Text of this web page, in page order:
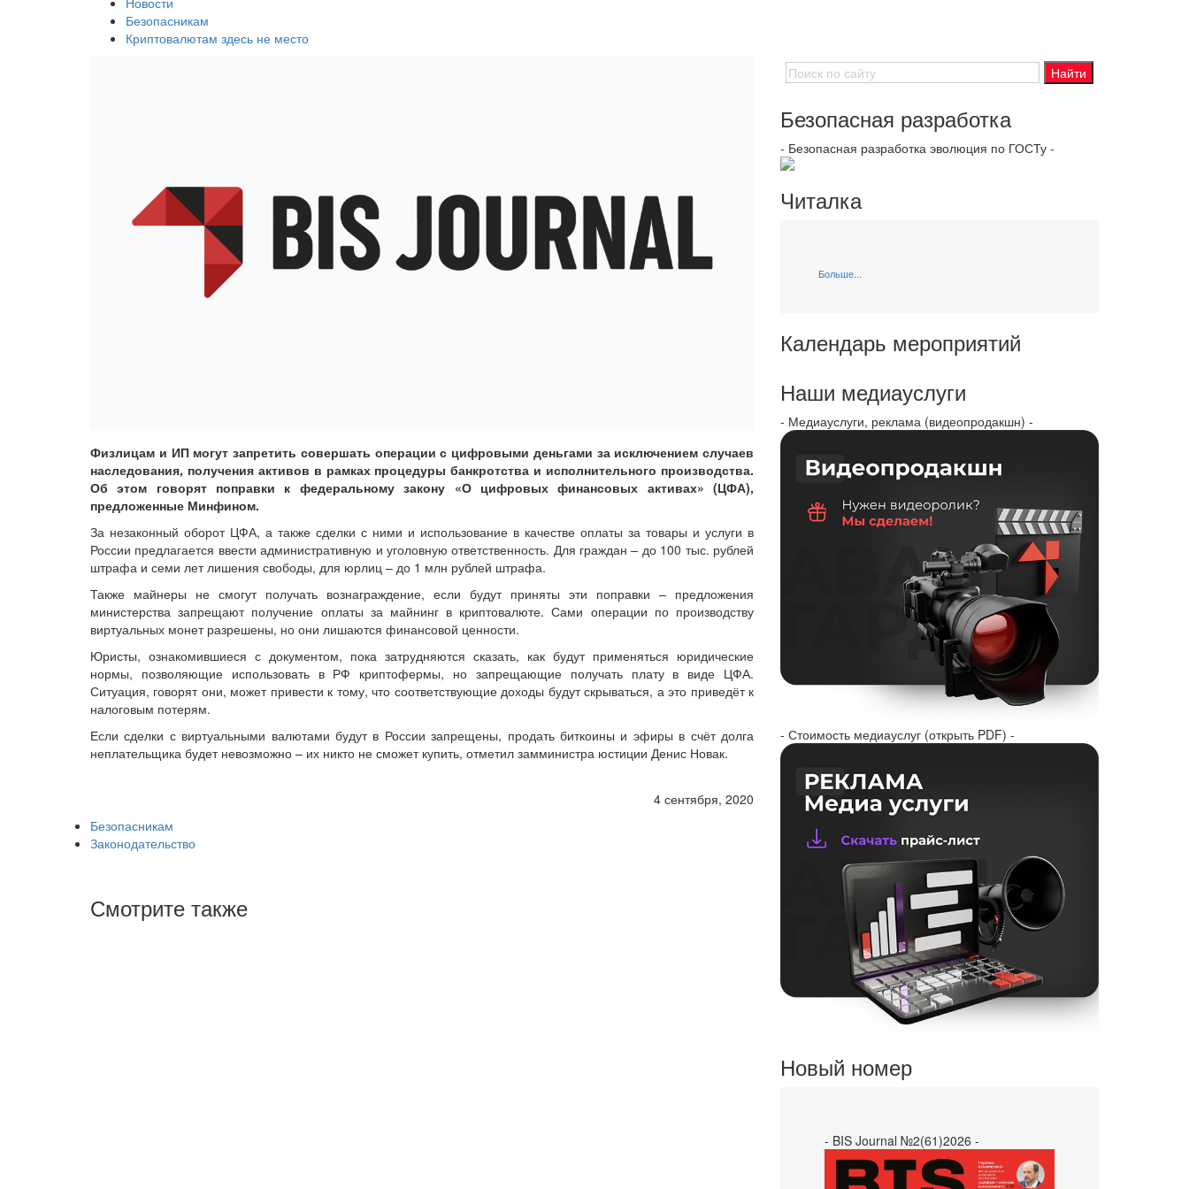
Безопасникам
Криптовалютам здесь не место
Физлицам и ИП могут запретить совершать операции с цифровыми деньгами за исключением случаев
наследования, получения активов в рамках процедуры банкротства и исполнительного производства.
Об этом говорят поправки к федеральному закону «О цифровых финансовых активах» (ЦФА),
предложенные Минфином.
За незаконный оборот ЦФА, а также сделки с ними и использование в качестве оплаты за товары и услуги в
России предлагается ввести административную и уголовную ответственность. Для граждан – до 100 тыс. рублей
штрафа и семи лет лишения свободы, для юрлиц – до 1 млн рублей штрафа.
Также майнеры не смогут получать вознаграждение, если будут приняты эти поправки – предложения
министерства запрещают получение оплаты за майнинг в криптовалюте. Сами операции по производству
виртуальных монет разрешены, но они лишаются финансовой ценности.
Юристы, ознакомившиеся с документом, пока затрудняются сказать, как будут применяться юридические
нормы, позволяющие использовать в РФ криптофермы, но запрещающие получать плату в виде ЦФА.
Ситуация, говорят они, может привести к тому, что соответствующие доходы будут скрываться, а это приведёт к
налоговым потерям.
Если сделки с виртуальными валютами будут в России запрещены, продать биткоины и эфиры в счёт долга
неплательщика будет невозможно – их никто не сможет купить, отметил замминистра юстиции Денис Новак.
4 сентября, 2020
Безопасникам
Законодательство
Смотрите также
Безопасная разработка
- Безопасная разработка эволюция по ГОСТу -
Читалка
Больше...
Календарь мероприятий
Наши медиауслуги
- Медиауслуги, реклама (видеопродакшн) -
- Стоимость медиауслуг (открыть PDF) -
Новый номер
- BIS Journal №2(61)2026 -